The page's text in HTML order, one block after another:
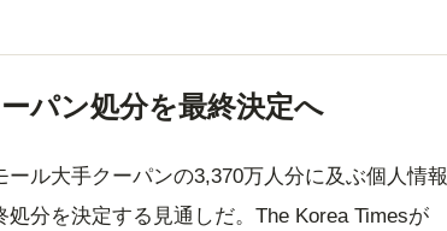
パン処分を最終決定へ
ル大手クーパンの3,370万人分に及ぶ個人情報
分を決定する見通しだ。The Korea Timesが